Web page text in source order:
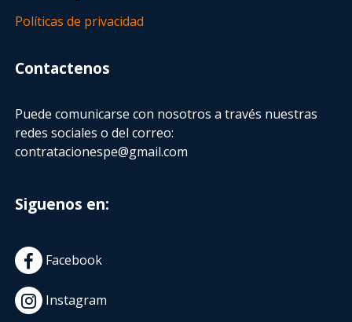
Políticas de privacidad
Contactenos
Puede comunicarse con nosotros a través nuestras
redes sociales o del correo:
contratacionespe@gmail.com
Siguenos en:
Facebook
Instagram